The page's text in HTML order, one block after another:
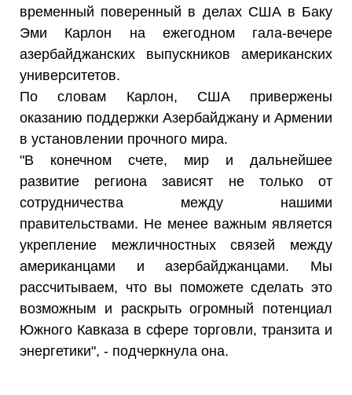
временный поверенный в делах США в Баку
Эми Карлон на ежегодном гала-вечере
азербайджанских выпускников американских
университетов.
По словам Карлон, США привержены
оказанию поддержки Азербайджану и Армении
в установлении прочного мира.
"В конечном счете, мир и дальнейшее
развитие региона зависят не только от
сотрудничества между нашими
правительствами. Не менее важным является
укрепление межличностных связей между
американцами и азербайджанцами. Мы
рассчитываем, что вы поможете сделать это
возможным и раскрыть огромный потенциал
Южного Кавказа в сфере торговли, транзита и
энергетики", - подчеркнула она.